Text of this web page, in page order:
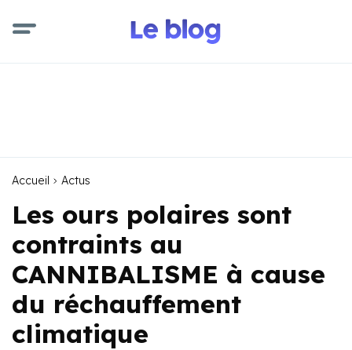
Accueil Actus
Les ours polaires sont
contraints au
CANNIBALISME à cause
du réchauffement
climatique